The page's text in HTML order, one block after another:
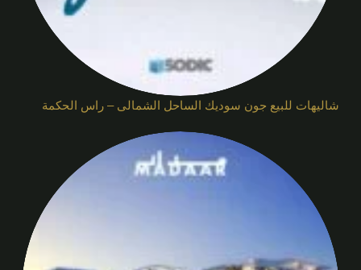
شاليهات للبيع جون سوديك الساحل الشمالى – راس الحكمة